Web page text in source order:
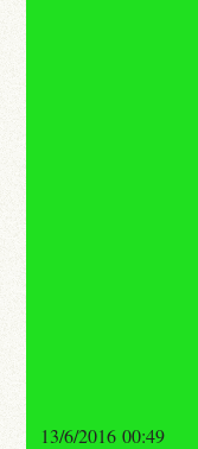
13/6/2016 00:49